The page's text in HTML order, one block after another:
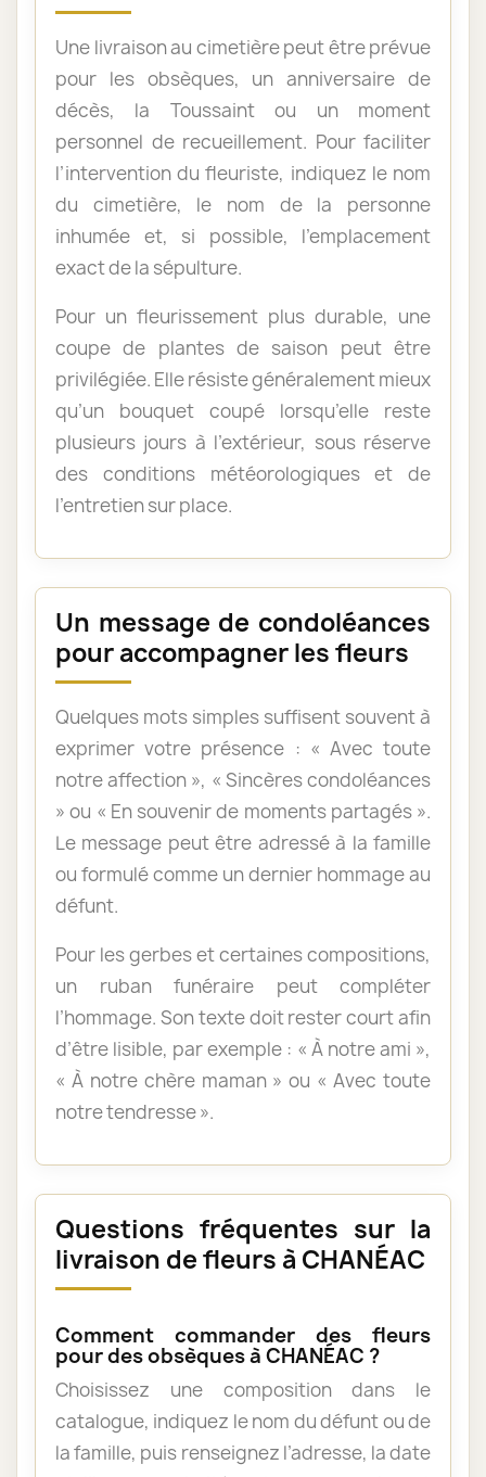
Une livraison au cimetière peut être prévue
pour les obsèques, un anniversaire de
décès, la Toussaint ou un moment
personnel de recueillement. Pour faciliter
l’intervention du fleuriste, indiquez le nom
du cimetière, le nom de la personne
inhumée et, si possible, l’emplacement
exact de la sépulture.
Pour un fleurissement plus durable, une
coupe de plantes de saison peut être
privilégiée. Elle résiste généralement mieux
qu’un bouquet coupé lorsqu’elle reste
plusieurs jours à l’extérieur, sous réserve
des conditions météorologiques et de
l’entretien sur place.
Un message de condoléances
pour accompagner les fleurs
Quelques mots simples suffisent souvent à
exprimer votre présence : « Avec toute
notre affection », « Sincères condoléances
» ou « En souvenir de moments partagés ».
Le message peut être adressé à la famille
ou formulé comme un dernier hommage au
défunt.
Pour les gerbes et certaines compositions,
un ruban funéraire peut compléter
l’hommage. Son texte doit rester court afin
d’être lisible, par exemple : « À notre ami »,
« À notre chère maman » ou « Avec toute
notre tendresse ».
Questions fréquentes sur la
livraison de fleurs à CHANÉAC
Comment commander des fleurs
pour des obsèques à CHANÉAC ?
Choisissez une composition dans le
catalogue, indiquez le nom du défunt ou de
la famille, puis renseignez l’adresse, la date